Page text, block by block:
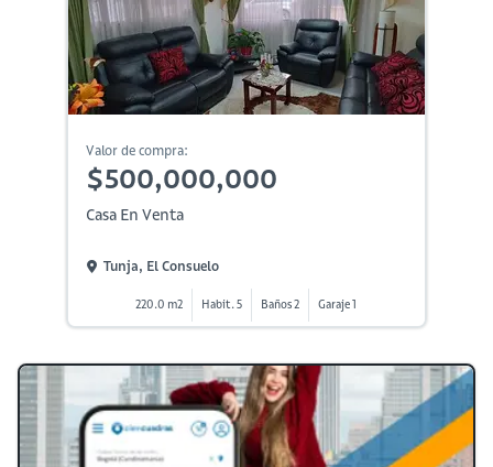
Valor de compra:
$500,000,000
Casa En Venta
Tunja, El Consuelo
220.0 m2 Habit. 5 Baños 2 Garaje 1